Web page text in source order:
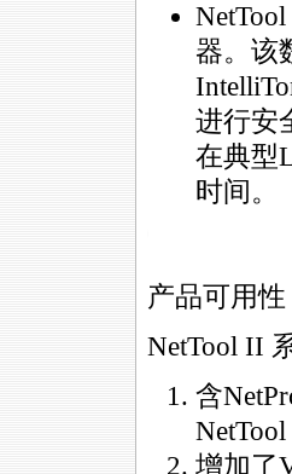
器。该
进行安
在典型
时间。
产品可用性
NetTool II
含
增加了